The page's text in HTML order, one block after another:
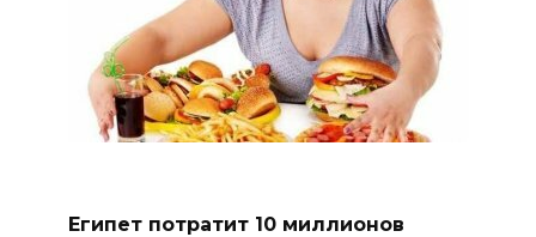
Египет потратит 10 миллионов